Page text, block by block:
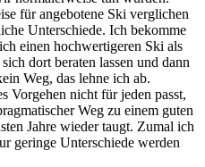
für angebotene Ski verglichen
Unterschiede. Ich bekomme
einen hochwertigeren Ski als
dort beraten lassen und dann
Weg, das lehne ich ab.
Vorgehen nicht für jeden passt,
Weg zu einem guten
Jahre wieder taugt. Zumal ich
geringe Unterschiede werden